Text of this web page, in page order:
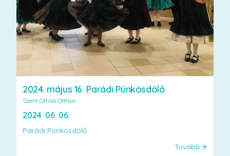
2024. május 16. Parádi Pünkösdölő
Szent Ottilia Otthon
2024. 06. 06.
Parádi Pünkösdölő
Tovább